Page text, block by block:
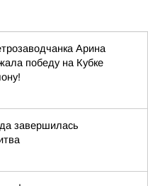
Арина
победу на Кубке
завершилась